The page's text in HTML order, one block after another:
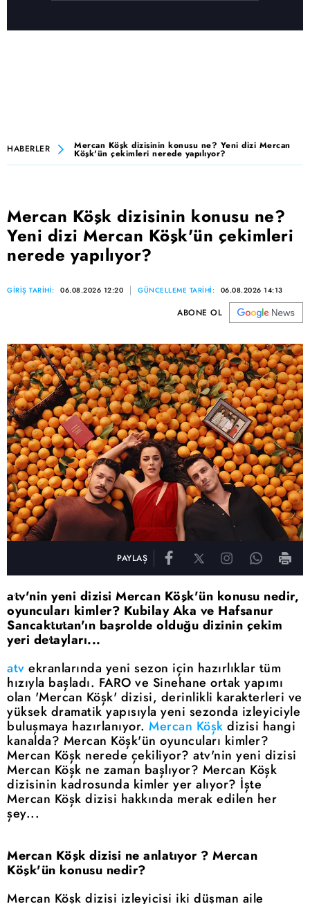
HABERLER Mercan Köşk dizisinin konusu ne? Yeni dizi Mercan
Köşk'ün çekimleri nerede yapılıyor?
Mercan Köşk dizisinin konusu ne?
Yeni dizi Mercan Köşk'ün çekimleri
nerede yapılıyor?
GİRİŞ TARİHİ: 06.08.2026 12:20 GÜNCELLEME TARİHİ: 06.08.2026 14:13
ABONE OL
PAYLAŞ
atv'nin yeni dizisi Mercan Köşk'ün konusu nedir,
oyuncuları kimler? Kubilay Aka ve Hafsanur
Sancaktutan'ın başrolde olduğu dizinin çekim
yeri detayları...
atv ekranlarında yeni sezon için hazırlıklar tüm
hızıyla başladı. FARO ve Sinehane ortak yapımı
olan 'Mercan Köşk' dizisi, derinlikli karakterleri ve
yüksek dramatik yapısıyla yeni sezonda izleyiciyle
buluşmaya hazırlanıyor. Mercan Köşk dizisi hangi
kanalda? Mercan Köşk'ün oyuncuları kimler?
Mercan Köşk nerede çekiliyor? atv'nin yeni dizisi
Mercan Köşk ne zaman başlıyor? Mercan Köşk
dizisinin kadrosunda kimler yer alıyor? İşte
Mercan Köşk dizisi hakkında merak edilen her
şey...
Mercan Köşk dizisi ne anlatıyor ? Mercan
Köşk'ün konusu nedir?
Mercan Köşk dizisi izleyicisi iki düşman aile